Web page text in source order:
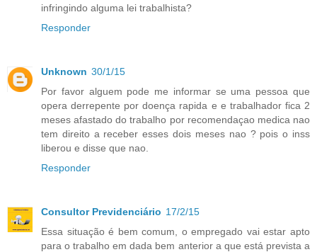
infringindo alguma lei trabalhista?
Responder
Unknown 30/1/15
Por favor alguem pode me informar se uma pessoa que
opera derrepente por doença rapida e e trabalhador fica 2
meses afastado do trabalho por recomendaçao medica nao
tem direito a receber esses dois meses nao ? pois o inss
liberou e disse que nao.
Responder
Consultor Previdenciário 17/2/15
Essa situação é bem comum, o empregado vai estar apto
para o trabalho em dada bem anterior a que está prevista a